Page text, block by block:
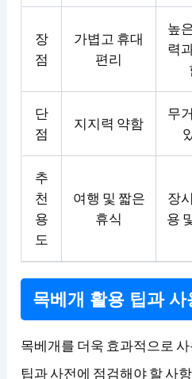
장
점
가볍고 휴대
편리
높
력
단
점
지지력 약함
무
추
천
용
도
여행 및 짧은
휴식
장
용
목베개 활용 팁과
목베개를 더욱 효과적으로
팁과 사전에 점검해야 할 사